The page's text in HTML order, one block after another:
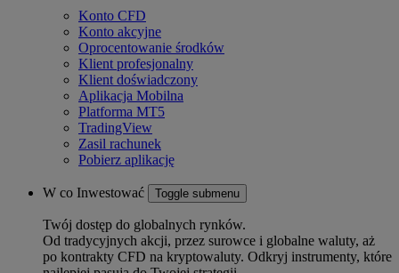
Konto CFD
Konto akcyjne
Oprocentowanie środków
Klient profesjonalny
Klient doświadczony
Aplikacja Mobilna
Platforma MT5
TradingView
Zasil rachunek
Pobierz aplikację
W co Inwestować Toggle submenu
Twój dostęp do globalnych rynków.
Od tradycyjnych akcji, przez surowce i globalne waluty, aż
po kontrakty CFD na kryptowaluty. Odkryj instrumenty, które